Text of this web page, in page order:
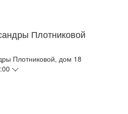
Плотниковой
Плотниковой, дом 18